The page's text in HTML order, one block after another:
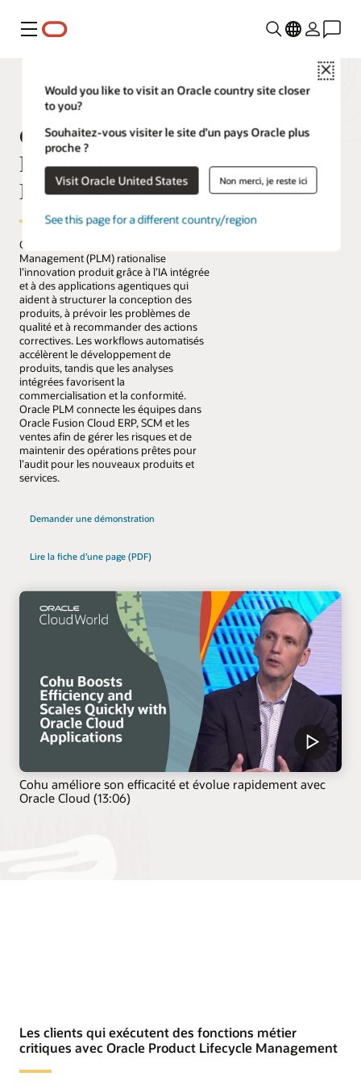
Menu
Close
Would you like to visit an Oracle country site closer
to you?
Souhaitez-vous visiter le site d’un pays Oracle plus
proche ?
Visit Oracle United States Non merci, je reste ici
See this page for a different country/region
Oracle Fusion Cloud
Product Lifecycle
Management
Oracle Fusion Cloud Product Lifecycle
Management (PLM) rationalise
l’innovation produit grâce à l’IA intégrée
et à des applications agentiques qui
aident à structurer la conception des
produits, à prévoir les problèmes de
qualité et à recommander des actions
correctives. Les workflows automatisés
accélèrent le développement de
produits, tandis que les analyses
intégrées favorisent la
commercialisation et la conformité.
Oracle PLM connecte les équipes dans
Oracle Fusion Cloud ERP, SCM et les
ventes afin de gérer les risques et de
maintenir des opérations prêtes pour
l’audit pour les nouveaux produits et
services.
Demander une démonstration
Lire la fiche d’une page (PDF)
Cohu améliore son efficacité et évolue rapidement avec
Oracle Cloud (13:06)
Les clients qui exécutent des fonctions métier
critiques avec Oracle Product Lifecycle Management